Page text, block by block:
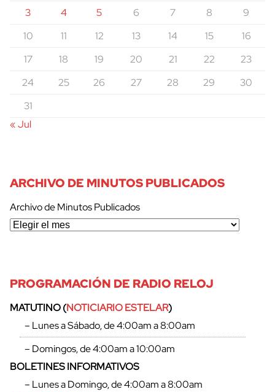
cerrar
3
4 5 6 7 8
9
10
11 12 13 14 15
16
17
18 19 20 21 22
23
24
25 26 27 28 29
30
31
« Jul
ARCHIVO DE MINUTOS PUBLICADOS
Archivo de Minutos Publicados
PROGRAMACIÓN DE RADIO RELOJ
MATUTINO (NOTICIARIO ESTELAR)
– Lunes a Sábado, de 4:00am a 8:00am
– Domingos, de 4:00am a 10:00am
BOLETINES INFORMATIVOS
– Lunes a Domingo, de 4:00am a 8:00am